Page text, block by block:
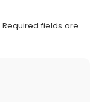
Required fields are